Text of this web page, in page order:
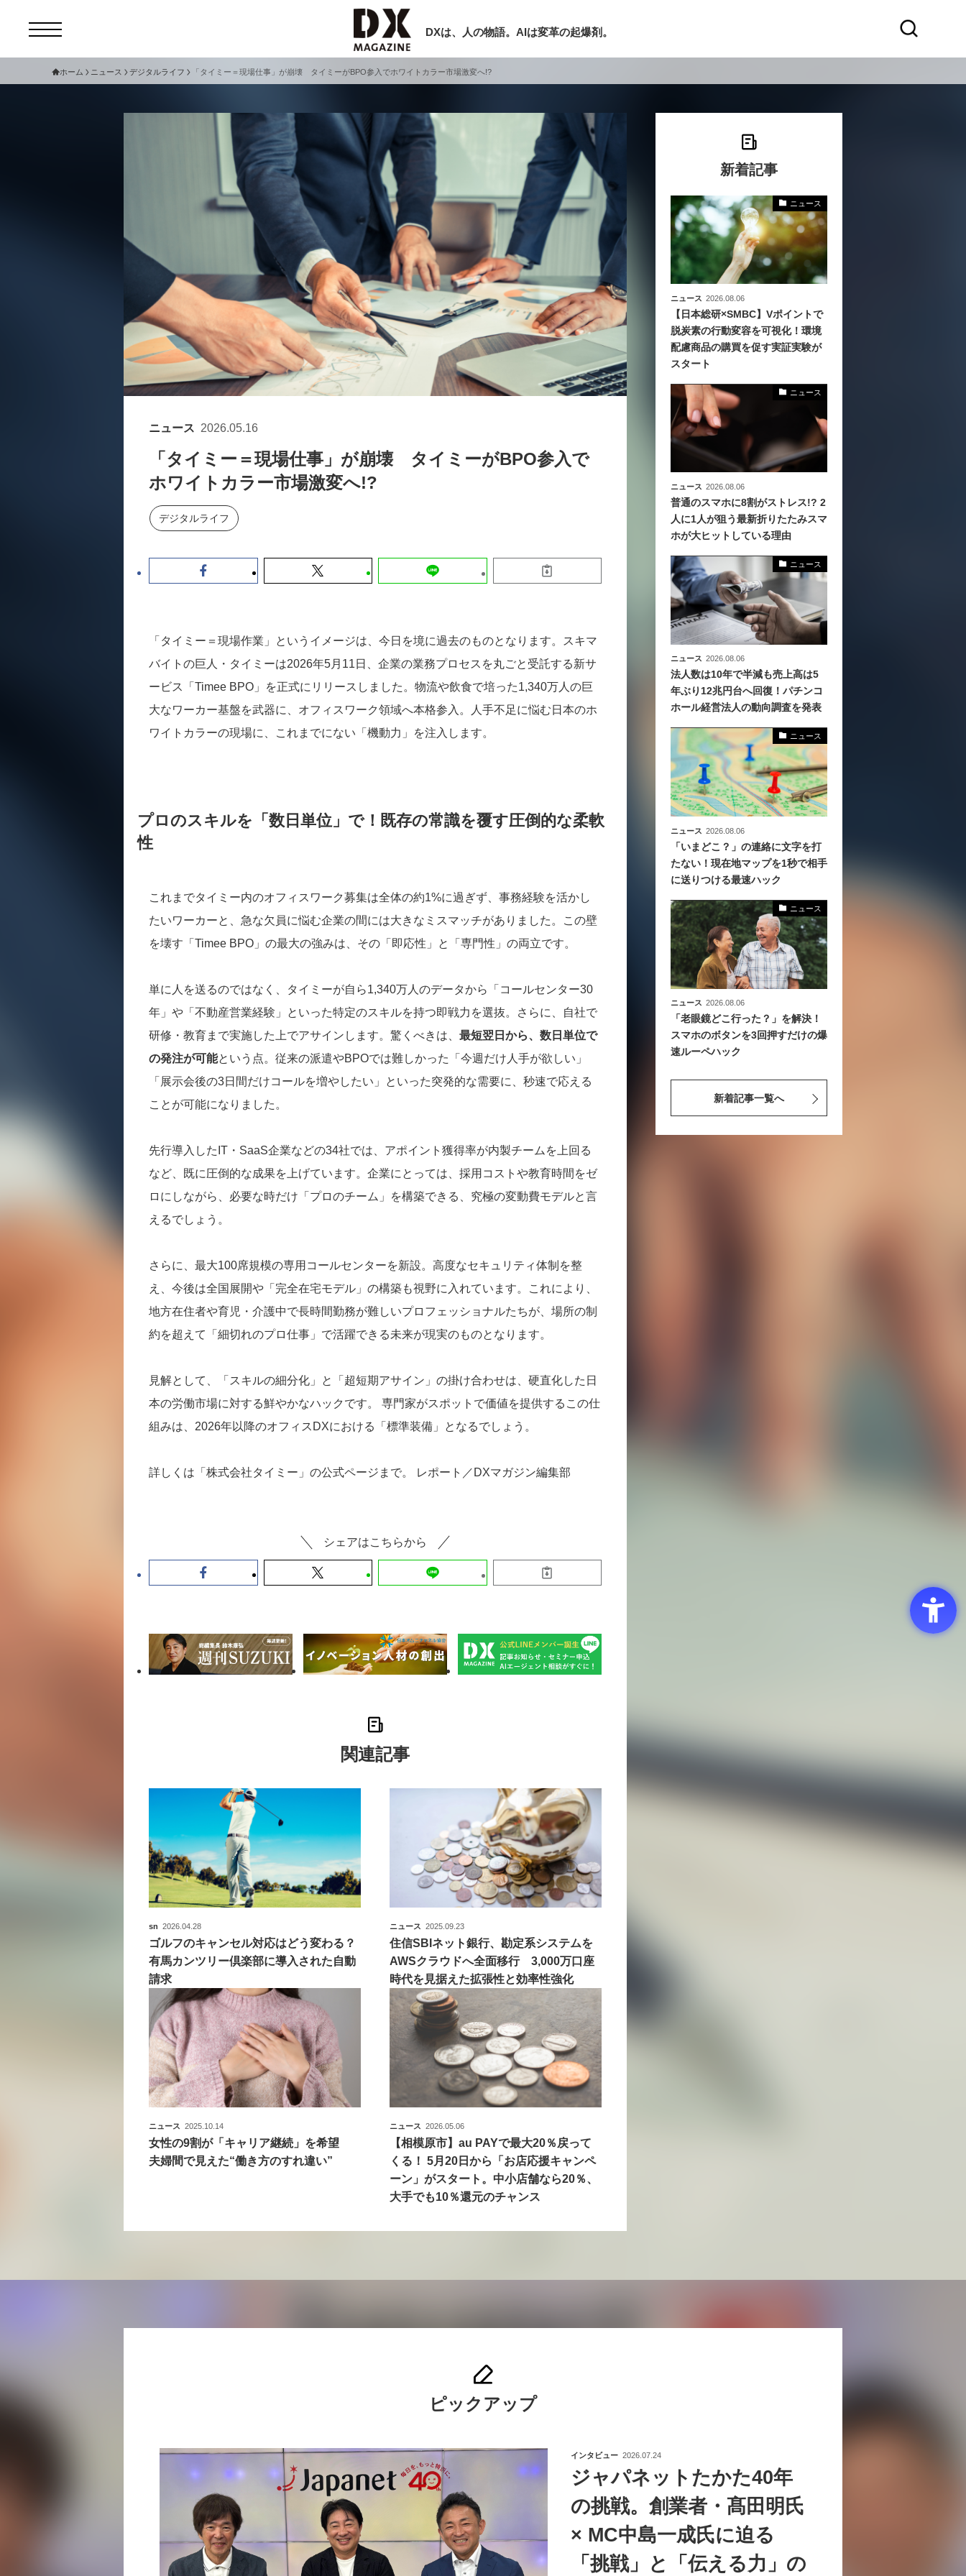
DXは、人の物語。AIは変革の起爆剤。
セミナー ニュース
サービスメニュー 日本オムニチャネル協会
トップページ
動画
サイトマップ
お問い合わせ
個人情報保護法について
運営会社
採用情報
現在開催予定のセミナー
セミナー
非公開: 【8/6開催】AIエージェント時
代、日本企業は何から始めるべきか。〜
シリコンバレーAX最新潮流から学ぶ〜
2026-08-03
セミナー
【8/12開催】「イノベーションを数値化
する」～投資される事業の基準と、終活
DX「SouSou」に学ぶ資金調達・巻き込
ホーム ニュース デジタルライフ 「タイミー＝現場仕事」が崩壊 タイミーがBPO参入でホワイトカラー市場激変へ!?
ニュース 2026.05.16
「タイミー＝現場仕事」が崩壊 タイミーがBPO参入で
ホワイトカラー市場激変へ!?
デジタルライフ
「タイミー＝現場作業」というイメージは、今日を境に過去のものとなります。スキマ
バイトの巨人・タイミーは2026年5月11日、企業の業務プロセスを丸ごと受託する新サ
ービス「Timee BPO」を正式にリリースしました。物流や飲食で培った1,340万人の巨
大なワーカー基盤を武器に、オフィスワーク領域へ本格参入。人手不足に悩む日本のホ
ワイトカラーの現場に、これまでにない「機動力」を注入します。
プロのスキルを「数日単位」で！既存の常識を覆す圧倒的な柔軟
性
これまでタイミー内のオフィスワーク募集は全体の約1%に過ぎず、事務経験を活かし
たいワーカーと、急な欠員に悩む企業の間には大きなミスマッチがありました。この壁
を壊す「Timee BPO」の最大の強みは、その「即応性」と「専門性」の両立です。
単に人を送るのではなく、タイミーが自ら1,340万人のデータから「コールセンター30
年」や「不動産営業経験」といった特定のスキルを持つ即戦力を選抜。さらに、自社で
研修・教育まで実施した上でアサインします。驚くべきは、 最短翌日から、数日単位で
の発注が可能という点。従来の派遣やBPOでは難しかった「今週だけ人手が欲しい」
「展示会後の3日間だけコールを増やしたい」といった突発的な需要に、秒速で応える
ことが可能になりました。
先行導入したIT・SaaS企業などの34社では、アポイント獲得率が内製チームを上回る
など、既に圧倒的な成果を上げています。企業にとっては、採用コストや教育時間をゼ
ロにしながら、必要な時だけ「プロのチーム」を構築できる、究極の変動費モデルと言
えるでしょう。
さらに、最大100席規模の専用コールセンターを新設。高度なセキュリティ体制を整
え、今後は全国展開や「完全在宅モデル」の構築も視野に入れています。これにより、
地方在住者や育児・介護中で長時間勤務が難しいプロフェッショナルたちが、場所の制
約を超えて「細切れのプロ仕事」で活躍できる未来が現実のものとなります。
見解として、「スキルの細分化」と「超短期アサイン」の掛け合わせは、硬直化した日
本の労働市場に対する鮮やかなハックです。 専門家がスポットで価値を提供するこの仕
組みは、2026年以降のオフィスDXにおける「標準装備」となるでしょう。
詳しくは「株式会社タイミー」の公式ページまで。 レポート／DXマガジン編集部
シェアはこちらから
関連記事
sn 2026.04.28
ゴルフのキャンセル対応はどう変わる？
有馬カンツリー倶楽部に導入された自動
請求
ニュース 2025.09.23
住信SBIネット銀行、勘定系システムを
AWSクラウドへ全面移行 3,000万口座
時代を見据えた拡張性と効率性強化
ニュース 2025.10.14
女性の9割が「キャリア継続」を希望
夫婦間で見えた“働き方のすれ違い”
ニュース 2026.05.06
【相模原市】au PAYで最大20％戻って
くる！ 5月20日から「お店応援キャンペ
ーン」がスタート。中小店舗なら20％、
大手でも10％還元のチャンス
新着記事
ニュース
ニュース 2026.08.06
【日本総研×SMBC】Vポイントで
脱炭素の行動変容を可視化！環境
配慮商品の購買を促す実証実験が
スタート
ニュース
ニュース 2026.08.06
普通のスマホに8割がストレス!? 2
人に1人が狙う最新折りたたみスマ
ホが大ヒットしている理由
ニュース
ニュース 2026.08.06
法人数は10年で半減も売上高は5
年ぶり12兆円台へ回復！パチンコ
ホール経営法人の動向調査を発表
ニュース
ニュース 2026.08.06
「いまどこ？」の連絡に文字を打
たない！現在地マップを1秒で相手
に送りつける最速ハック
ニュース
ニュース 2026.08.06
「老眼鏡どこ行った？」を解決！
スマホのボタンを3回押すだけの爆
速ルーペハック
新着記事一覧へ
ピックアップ
インタビュー 2026.07.24
ジャパネットたかた40年
の挑戦。創業者・髙田明氏
× MC中島一成氏に迫る
「挑戦」と「伝える力」の